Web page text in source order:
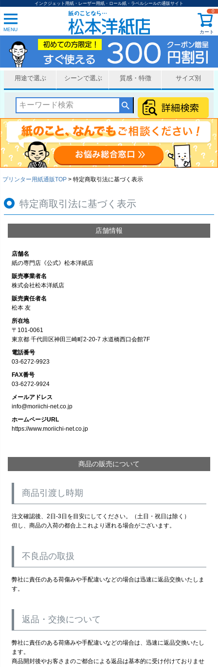
インクジェット用紙・レーザー用紙・ロール紙・ラベルシールの通販サイト
MENU カート
0
用途で選ぶ シーンで選ぶ 質感・特徴 サイズ別
プリンター用紙通販TOP 特定商取引法に基づく表示
特定商取引法に基づく表示
店舗情報
店舗名
紙の専門店《公式》松本洋紙店
販売事業者名
株式会社松本洋紙店
販売責任者名
松本 友
所在地
〒101-0061
東京都 千代田区神田三崎町2-20-7 水道橋西口会館7F
電話番号
03-6272-9923
FAX番号
03-6272-9924
メールアドレス
info@moriichi-net.co.jp
ホームページURL
https://www.moriichi-net.co.jp
商品の販売について
商品引渡し時期
注文確認後、2日-3日を目安にしてください。（土日・祝日は除く）
但し、商品の入荷の都合上これより遅れる場合がございます。
不良品の取扱
弊社に責任のある荷傷みや手配違いなどの場合は迅速に返品交換いたしま
す。
返品・交換について
弊社に責任のある荷痛みや手配違いなどの場合は、迅速に返品交換いたし
ます。
商品開封後やお客さまのご都合による返品は基本的に受け付けておりませ